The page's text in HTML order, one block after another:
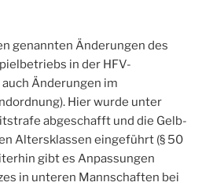
genannten Änderungen des
in der HFV-
Änderungen im
Hier wurde unter
abgeschafft und die Gelb-
Altersklassen eingeführt (§ 50
gibt es Anpassungen
in unteren Mannschaften bei